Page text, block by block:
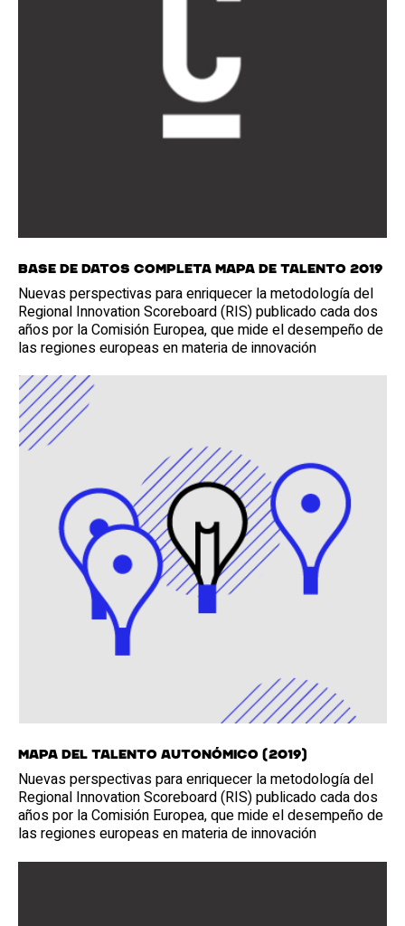
Base de datos completa Mapa de Talento 2019
Nuevas perspectivas para enriquecer la metodología del
Regional Innovation Scoreboard (RIS) publicado cada dos
años por la Comisión Europea, que mide el desempeño de
las regiones europeas en materia de innovación
Mapa del talento autonómico (2019)
Nuevas perspectivas para enriquecer la metodología del
Regional Innovation Scoreboard (RIS) publicado cada dos
años por la Comisión Europea, que mide el desempeño de
las regiones europeas en materia de innovación